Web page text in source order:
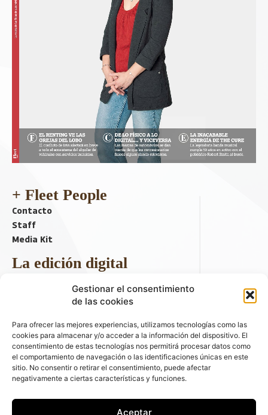
Gestionar el consentimiento
de las cookies
Para ofrecer las mejores experiencias, utilizamos tecnologías como las
cookies para almacenar y/o acceder a la información del dispositivo. El
consentimiento de estas tecnologías nos permitirá procesar datos como
el comportamiento de navegación o las identificaciones únicas en este
sitio. No consentir o retirar el consentimiento, puede afectar
negativamente a ciertas características y funciones.
Aceptar
+ Fleet People
Contacto
Staff
Media Kit
La edición digital
Descargar último ejemplar
ir a hemeroteca
+ Contenido en redes sociales